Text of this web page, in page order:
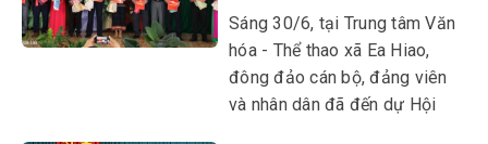
động đơn vị hành chính cấp
huyện, thành lập tổ chức đảng,
chỉ định cấp ủy, HĐND, UBND,
Ủy ban MTTQ Việt Nam tỉnh,
Sáng 30/6, tại Trung tâm Văn
hóa - Thể thao xã Ea Hiao,
đông đảo cán bộ, đảng viên
và nhân dân đã đến dự Hội